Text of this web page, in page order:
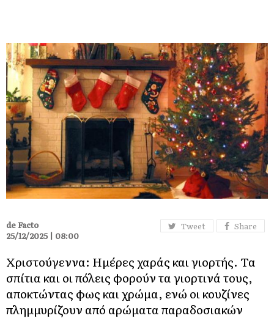
Tweet Share
de Facto
25/12/2025 | 08:00
Χριστούγεννα: Ημέρες χαράς και γιορτής. Τα
σπίτια και οι πόλεις φορούν τα γιορτινά τους,
αποκτώντας φως και χρώμα, ενώ οι κουζίνες
πλημμυρίζουν από αρώματα παραδοσιακών